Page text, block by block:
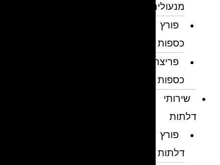
מנעולים
פורץ
כספות
פריצת
כספות
שירותי
דלתות
פורץ
דלתות